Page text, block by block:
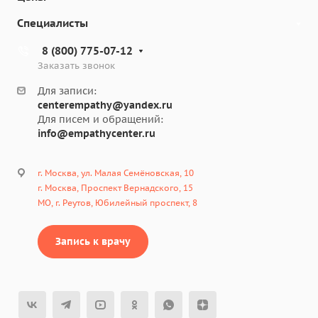
Специалисты
8 (800) 775-07-12
Заказать звонок
Для записи:
centerempathy@yandex.ru
Для писем и обращений:
info@empathycenter.ru
г. Москва, ул. Малая Семёновская, 10
г. Москва, Проспект Вернадского, 15
МО, г. Реутов, Юбилейный проспект, 8
Запись к врачу